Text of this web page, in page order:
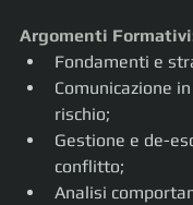
Argomenti
Fondamenti e
Comunicazione
rischio;
Gestione e de-
conflitto;
Analisi